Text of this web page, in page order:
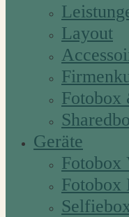
Layout
Geräte
Fotobox
Fotobox